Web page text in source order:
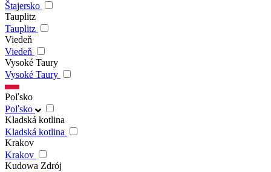
Štajersko
Tauplitz
Tauplitz
Viedeň
Viedeň
Vysoké Taury
Vysoké Taury
Poľsko
Poľsko
Kladská kotlina
Kladská kotlina
Krakov
Krakov
Kudowa Zdrój